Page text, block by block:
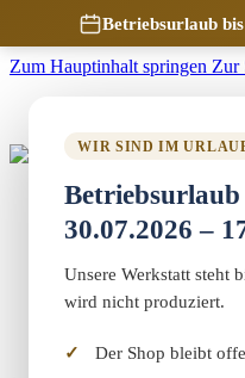
Zum Hauptinhalt springen Zur
Betriebsurlaub
WIR SIND IM
Betriebsurlaub
30.07.2026 –
Unsere Werkstatt
wird nicht produziert.
Der Shop bleibt
Marketing-
Home
Shop
Marketing & Web
Reflect+
Werkstatt
Kontakt